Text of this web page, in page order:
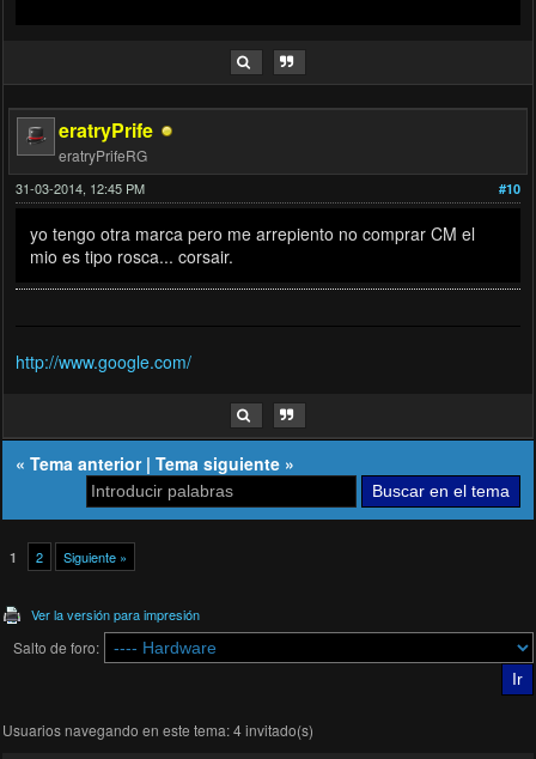
eratryPrife
eratryPrifeRG
#10
31-03-2014, 12:45 PM
yo tengo otra marca pero me arrepiento no comprar CM el
mio es tipo rosca... corsair.
http://www.google.com/
«Tema anterior|Tema siguiente »
1 2 Siguiente »
Ver la versión para impresión
Salto de foro:
Usuarios navegando en este tema: 4 invitado(s)